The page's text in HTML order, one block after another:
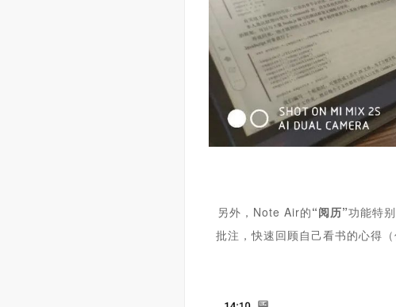
另外， Note Air的“阅历”功能特
批注，快速回顾自己看书的心得